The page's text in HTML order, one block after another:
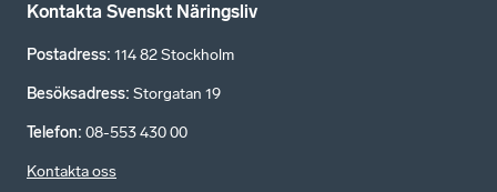
Kontakta Svenskt Näringsliv
Postadress: 114 82 Stockholm
Besöksadress: Storgatan 19
Telefon: 08-553 430 00
Kontakta oss